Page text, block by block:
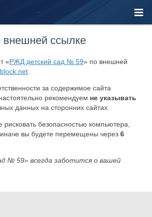
внешней ссылке
«РЖД детский сад № 59» по внешней
за содержимое сайта
рекомендуем не указывать
данных на сторонних сайтах.
рисковать безопасностью компьютера,
, иначе вы будете перемещены через 6
№ 59» всегда заботится о вашей